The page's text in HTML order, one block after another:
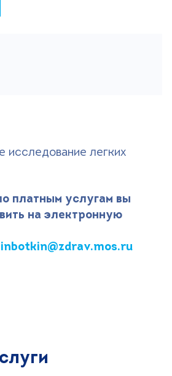
исследование легких
платным услугам вы
на электронную